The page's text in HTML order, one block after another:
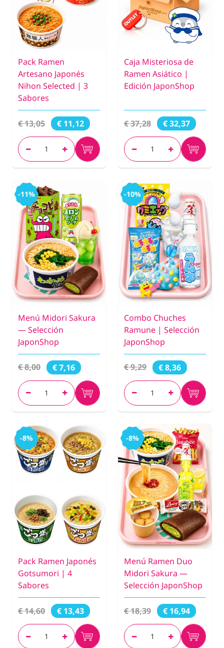
Pack Ramen
Artesano Japonés
Nihon Selected | 3
Sabores
€ 13,05 € 11,12
Caja Misteriosa de
Ramen Asiático |
Edición JaponShop
€ 37,28 € 32,37
-11%
Menú Midori Sakura
— Selección
JaponShop
€ 8,00 € 7,16
-10%
Combo Chuches
Ramune | Selección
JaponShop
€ 9,29 € 8,36
-8%
Pack Ramen Japonés
Gotsumori | 4
Sabores
€ 14,60 € 13,43
-8%
Menú Ramen Duo
Midori Sakura —
Selección JaponShop
€ 18,39 € 16,94